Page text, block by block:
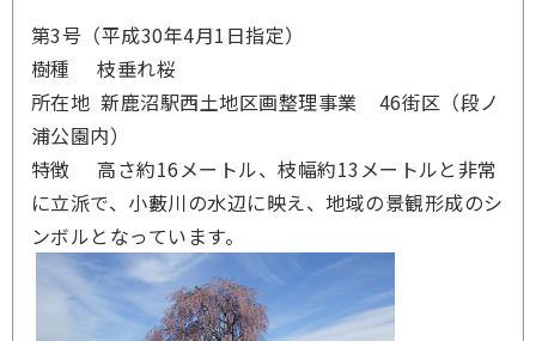
第3号（平成30年4月1日指定）
樹種 枝垂れ桜
所在地 新鹿沼駅西土地区画整理事業 46街区（段ノ
浦公園内）
特徴 高さ約16メートル、枝幅約13メートルと非常
に立派で、小藪川の水辺に映え、地域の景観形成のシ
ンボルとなっています。